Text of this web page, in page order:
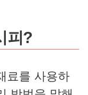
피?
료를 사용하